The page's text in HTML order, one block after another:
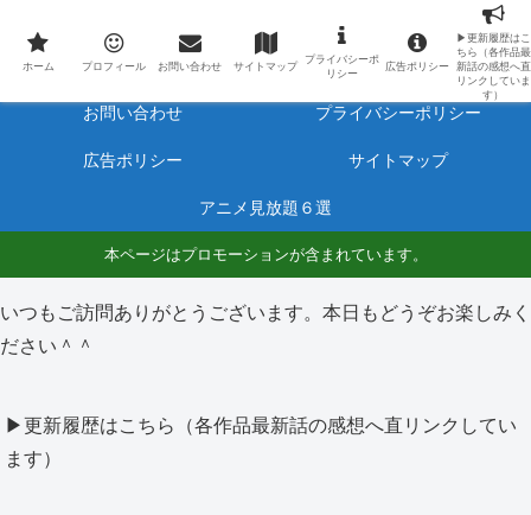
最新アニメのあらすじと感想をネタバレ有りで毎日更新しています。
ホーム プロフィール
お問い合わせ プライバシーポリシー
広告ポリシー サイトマップ
アニメ見放題６選
本ページはプロモーションが含まれています。
いつもご訪問ありがとうございます。本日もどうぞお楽しみく
ださい＾＾
▶更新履歴はこちら（各作品最新話の感想へ直リンクしてい
ます）
ホーム プロフィール お問い合わせ サイトマップ
プライバシーポ
リシー
広告ポリシー
▶更新履歴はこ
ちら（各作品最
新話の感想へ直
リンクしていま
す）